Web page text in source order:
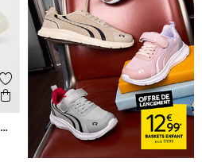
Ajouter aux favoris
Aperçu rapide